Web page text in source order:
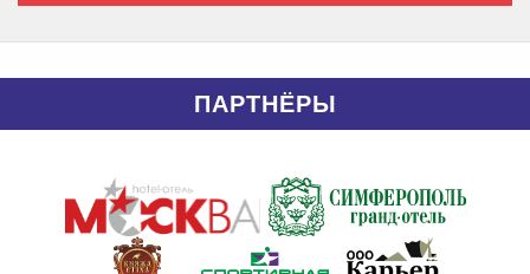
ПАРТНЁРЫ